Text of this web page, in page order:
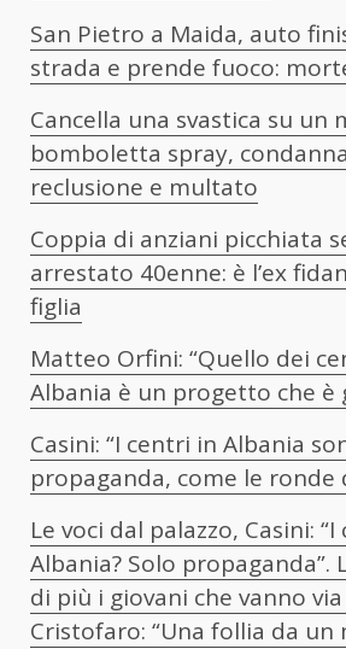
San Pietro a Maida, auto
strada e prende fuoco:
Cancella una svastica su un
bomboletta spray,
reclusione e multato
Coppia di anziani picchiata
arrestato 40enne: è l’ex
figlia
Matteo Orfini: “Quello dei
Albania è un progetto che è
Casini: “I centri in Albania
propaganda, come le ronde
Le voci dal palazzo, Casini:
Albania? Solo propaganda”.
di più i giovani che vanno via
Cristofaro: “Una follia da un